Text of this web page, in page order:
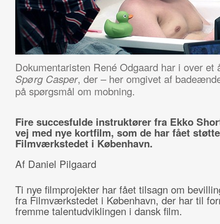
Dokumentaristen René Odgaard har i over et
Spørg Casper, der – her omgivet af
på spørgsmål om mobning.
Fire succesfulde instruktører fra Ekko
vej med nye kortfilm, som de har fået
Filmværkstedet i København.
Af Daniel Pilgaard
Ti nye filmprojekter har fået tilsagn om
fra Filmværkstedet i København, der har til
fremme talentudviklingen i dansk film.